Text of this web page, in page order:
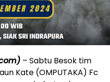
– Sabtu Besok tim
Kate (OMPUTAKA) Fc